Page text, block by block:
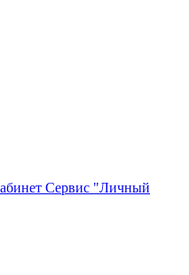
Сервис "Личный